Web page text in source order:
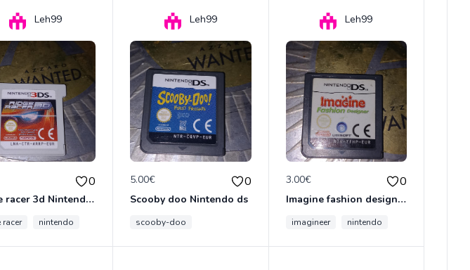
Leh99
0
Ridge racer 3d Nintendo 3DS
racer nintendo
Leh99
5.00€ 0
Scooby doo Nintendo ds
scooby-doo
Leh99
3.00€ 0
Imagine fashion designer Nintendo ds
imagineer nintendo